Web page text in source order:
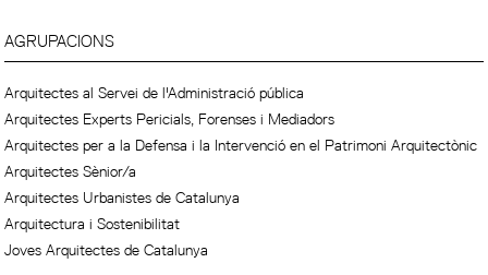
AGRUPACIONS
Arquitectes al Servei de l'Administració pública
Arquitectes Experts Pericials, Forenses i Mediadors
Arquitectes per a la Defensa i la Intervenció en el Patrimoni Arquitectònic
Arquitectes Sènior/a
Arquitectes Urbanistes de Catalunya
Arquitectura i Sostenibilitat
Joves Arquitectes de Catalunya